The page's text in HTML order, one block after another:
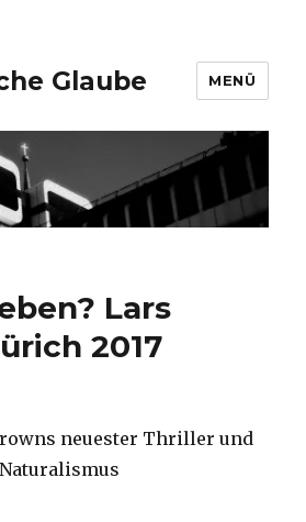
Glaube MENÜ
Lars
2017
neuester Thriller und